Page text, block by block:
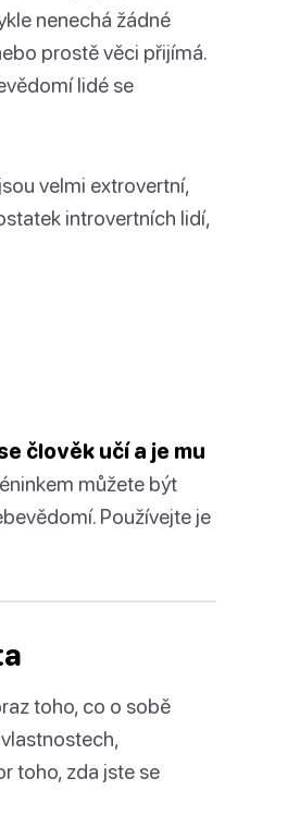
nenechá žádné
prostě věci přijímá.
lidé se
velmi extrovertní,
introvertních lidí,
člověk učí a je mu
můžete být
Používejte je
toho, co o sobě
toho, zda jste se